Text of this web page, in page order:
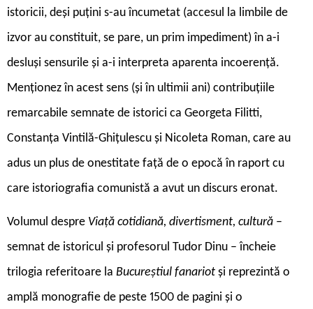
istoricii, deși puțini s-au încumetat (accesul la limbile de
izvor au constituit, se pare, un prim impediment) în a-i
desluși sensurile și a-i interpreta aparenta incoerență.
Menționez în acest sens (și în ultimii ani) contribuțiile
remarcabile semnate de istorici ca Georgeta Filitti,
Constanța Vintilă-Ghițulescu și Nicoleta Roman, care au
adus un plus de onestitate față de o epocă în raport cu
care istoriografia comunistă a avut un discurs eronat.
Volumul despre Viață cotidiană, divertisment, cultură –
semnat de istoricul și profesorul Tudor Dinu – încheie
trilogia referitoare la Bucureștiul fanariot și reprezintă o
amplă monografie de peste 1500 de pagini și o